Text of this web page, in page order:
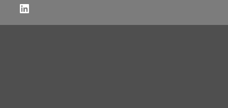
LinkedIn